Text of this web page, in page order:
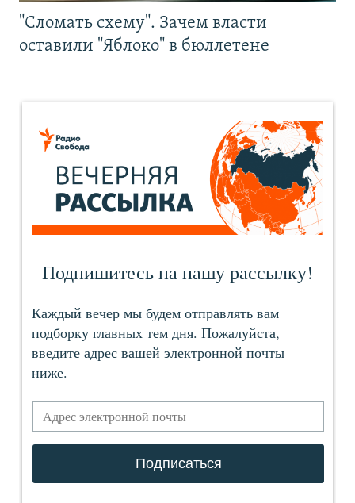
"Сломать схему". Зачем власти
оставили "Яблоко" в бюллетене